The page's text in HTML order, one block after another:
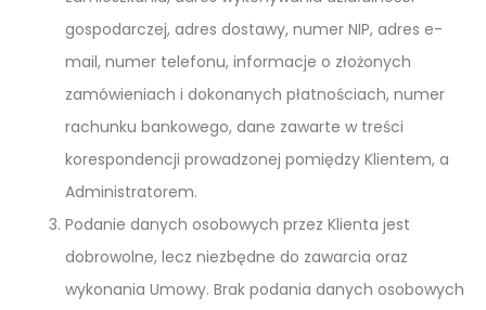
gospodarczej, adres dostawy, numer NIP, adres e-
mail, numer telefonu, informacje o złożonych
zamówieniach i dokonanych płatnościach, numer
rachunku bankowego, dane zawarte w treści
korespondencji prowadzonej pomiędzy Klientem, a
Administratorem.
Podanie danych osobowych przez Klienta jest
dobrowolne, lecz niezbędne do zawarcia oraz
wykonania Umowy. Brak podania danych osobowych